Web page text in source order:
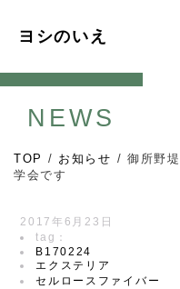
ヨシのいえ
NEWS
TOP / お知らせ / 御所野
学会です
2017年6月23日
tag：
B170224
エクステリア
セルロースファイバー